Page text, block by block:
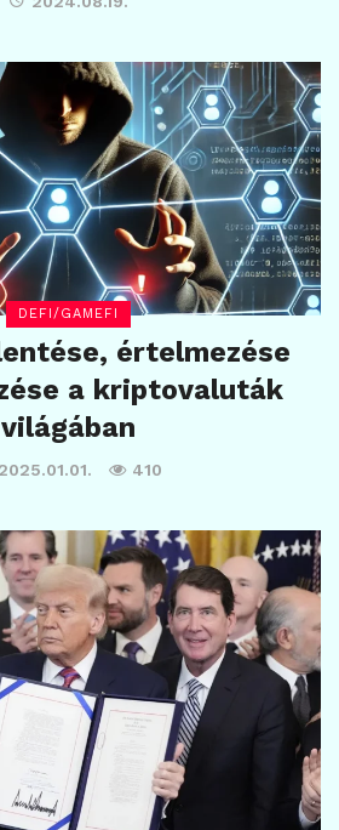
DEFI/GAMEFI
értelmezése
a kriptovaluták
világában
2025.01.01. 410